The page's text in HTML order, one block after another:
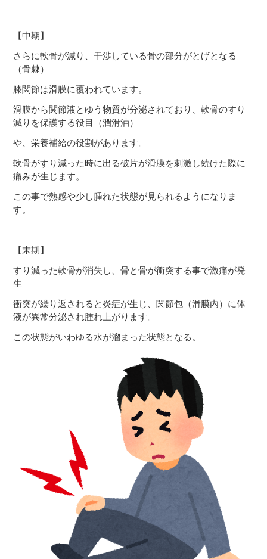
【中期】
さらに軟骨が減り、干渉している骨の部分がとげとなる
（骨棘）
膝関節は滑膜に覆われています。
滑膜から関節液とゆう物質が分泌されており、軟骨のすり
減りを保護する役目（潤滑油）
や、栄養補給の役割があります。
軟骨がすり減った時に出る破片が滑膜を刺激し続けた際に
痛みが生じます。
この事で熱感や少し腫れた状態が見られるようになりま
す。
【末期】
すり減った軟骨が消失し、骨と骨が衝突する事で激痛が発
生
衝突が繰り返されると炎症が生じ、関節包（滑膜内）に体
液が異常分泌され腫れ上がります。
この状態がいわゆる水が溜まった状態となる。